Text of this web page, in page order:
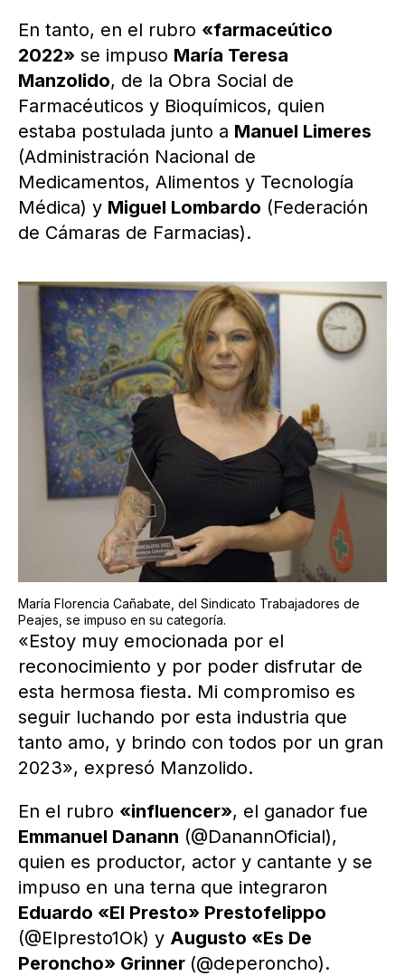
En tanto, en el rubro «farmaceútico
2022» se impuso María Teresa
Manzolido, de la Obra Social de
Farmacéuticos y Bioquímicos, quien
estaba postulada junto a Manuel Limeres
(Administración Nacional de
Medicamentos, Alimentos y Tecnología
Médica) y Miguel Lombardo (Federación
de Cámaras de Farmacias).
María Florencia Cañabate, del Sindicato Trabajadores de
Peajes, se impuso en su categoría.
«Estoy muy emocionada por el
reconocimiento y por poder disfrutar de
esta hermosa fiesta. Mi compromiso es
seguir luchando por esta industria que
tanto amo, y brindo con todos por un gran
2023», expresó Manzolido.
En el rubro «influencer», el ganador fue
Emmanuel Danann (@DanannOficial),
quien es productor, actor y cantante y se
impuso en una terna que integraron
Eduardo «El Presto» Prestofelippo
(@Elpresto1Ok) y Augusto «Es De
Peroncho» Grinner (@deperoncho).